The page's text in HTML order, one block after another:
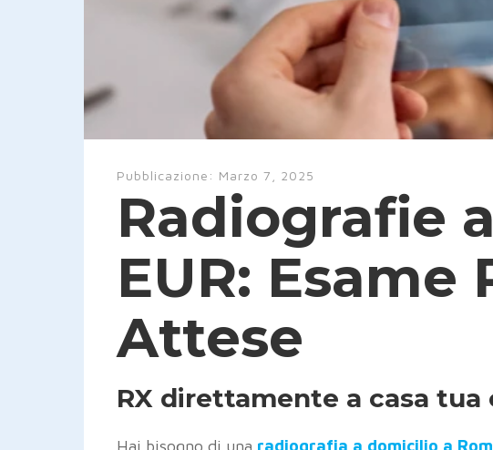
Pubblicazione: Marzo 7, 2025
Radiografie
EUR: Esame
Attese
RX direttamente a casa
Hai bisogno di una radiografia a domicilio a